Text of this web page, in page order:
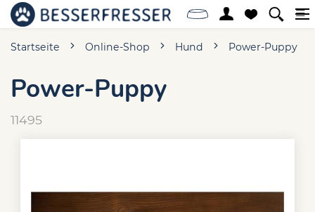
Startseite Online-Shop Hund Power-Puppy
Power-Puppy
11495